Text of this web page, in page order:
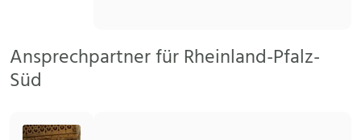
Ansprechpartner für Rheinland-Pfalz-
Süd